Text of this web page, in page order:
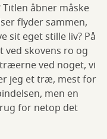
åbner måske
flyder sammen,
sit eget stille liv? På
ved skovens ro og
ved noget, vi
jeg et træ, mest for
men en
for netop det